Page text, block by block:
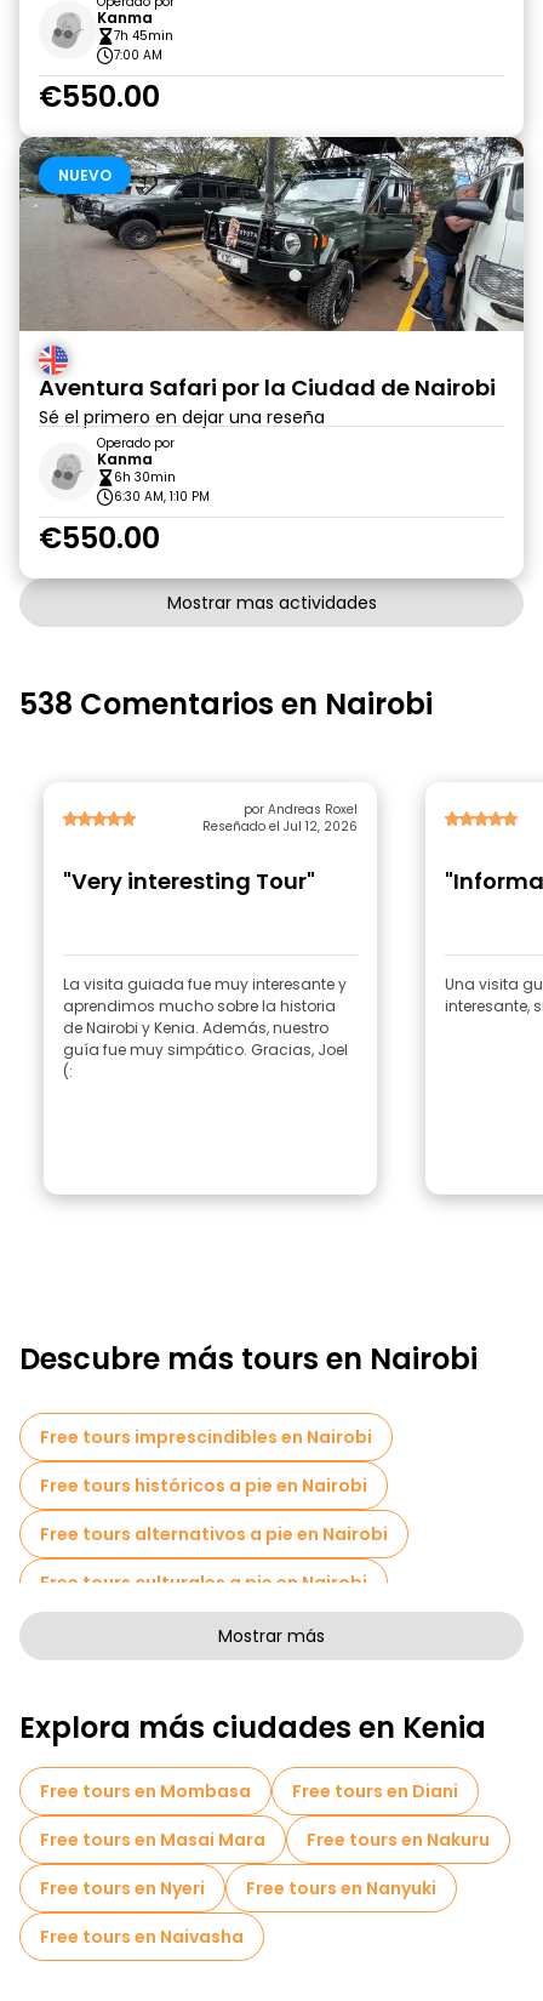
Kanma
7h 45min
7:00 AM
€550.00
NUEVO
Aventura Safari por la Ciudad de Nairobi
Sé el primero en dejar una reseña
Operado por
Kanma
6h 30min
6:30 AM, 1:10 PM
€550.00
Mostrar mas actividades
538 Comentarios en Nairobi
por Andreas Roxel
Reseñado el Jul 12, 2026
"Very interesting Tour"
La visita guiada fue muy interesante y
aprendimos mucho sobre la historia
de Nairobi y Kenia. Además, nuestro
guía fue muy simpático. Gracias, Joel
(:
Una visita
interesante,
Descubre más tours en Nairobi
Free tours imprescindibles en Nairobi
Free tours históricos a pie en Nairobi
Free tours alternativos a pie en Nairobi
Free tours culturales a pie en Nairobi
Free tours de arte a pie en Nairobi
Actividades deportivas en Nairobi
Tours fotográficos en Nairobi
Cruceros en Nairobi
Museos en Nairobi
Free tour por el casco antiguo en Nairobi
Tours para grupos pequeños en Nairobi
Mostrar más
Explora más ciudades en Kenia
Free tours en Mombasa
Free tours en Diani
Free tours en Masai Mara
Free tours en Nakuru
Free tours en Nyeri
Free tours en Nanyuki
Free tours en Naivasha